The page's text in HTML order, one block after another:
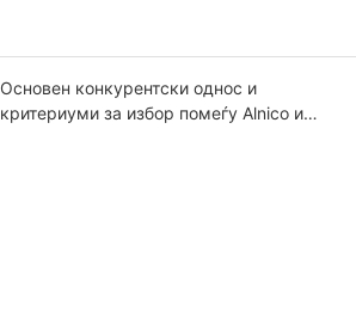
Основен конкурентски однос и
критериуми за избор помеѓу Alnico и